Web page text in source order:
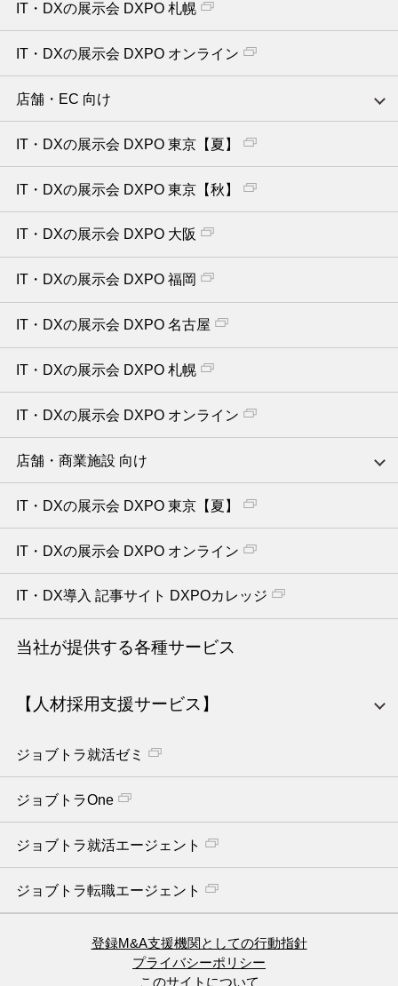
IT・DXの展示会 DXPO 札幌
IT・DXの展示会 DXPO オンライン
店舗・EC 向け
IT・DXの展示会 DXPO 東京【夏】
IT・DXの展示会 DXPO 東京【秋】
IT・DXの展示会 DXPO 大阪
IT・DXの展示会 DXPO 福岡
IT・DXの展示会 DXPO 名古屋
IT・DXの展示会 DXPO 札幌
IT・DXの展示会 DXPO オンライン
店舗・商業施設 向け
IT・DXの展示会 DXPO 東京【夏】
IT・DXの展示会 DXPO オンライン
IT・DX導入 記事サイト DXPOカレッジ
当社が提供する各種サービス
【人材採用支援サービス】
ジョブトラ就活ゼミ
ジョブトラOne
ジョブトラ就活エージェント
ジョブトラ転職エージェント
登録M&A支援機関としての行動指針
プライバシーポリシー
このサイトについて